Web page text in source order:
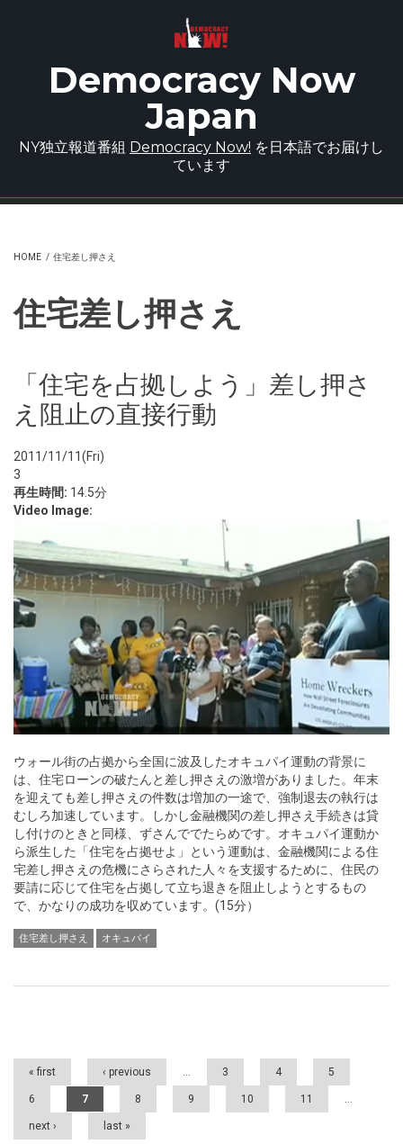
Democracy Now
Japan
NY独立報道番組 Democracy Now! を日本語でお届けし
ています
HOME / 住宅差し押さえ
住宅差し押さえ
「住宅を占拠しよう」差し押さ
え阻止の直接行動
2011/11/11(Fri)
3
再生時間: 14.5分
Video Image:
ウォール街の占拠から全国に波及したオキュパイ運動の背景に
は、住宅ローンの破たんと差し押さえの激増がありました。年末
を迎えても差し押さえの件数は増加の一途で、強制退去の執行は
むしろ加速しています。しかし金融機関の差し押さえ手続きは貸
し付けのときと同様、ずさんででたらめです。オキュパイ運動か
ら派生した「住宅を占拠せよ」という運動は、金融機関による住
宅差し押さえの危機にさらされた人々を支援するために、住民の
要請に応じて住宅を占拠して立ち退きを阻止しようとするもの
で、かなりの成功を収めています。(15分）
住宅差し押さえ オキュパイ
Pages
« first ‹ previous … 3 4 5
6 7 8 9 10 11 …
next › last »